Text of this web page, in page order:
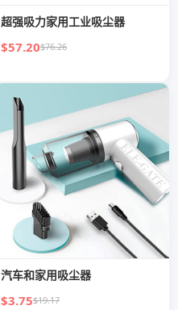
超强吸力家用工业吸尘器
$57.20$76.26
汽车和家用吸尘器
$3.75$19.17